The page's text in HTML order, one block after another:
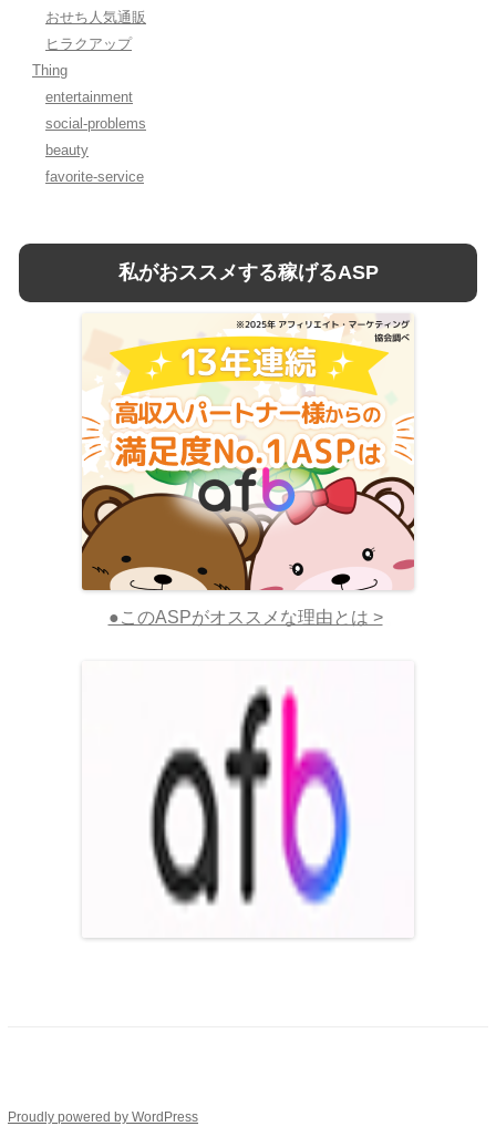
おせち人気通販
ヒラクアップ
Thing
entertainment
social-problems
beauty
favorite-service
私がおススメする稼げるASP
●このASPがオススメな理由とは >
Proudly powered by WordPress